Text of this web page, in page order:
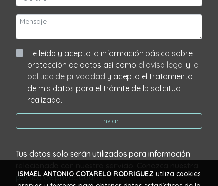
He leído y acepto la información básica sobre
protección de datos asi como el aviso legal y la
política de privacidad y acepto el tratamiento
de mis datos para el trámite de la solicitud
realizada.
Enviar
Tus datos solo serán utilizados para información
política de privacidad.
ISMAEL ANTONIO COTARELO RODRIGUEZ utiliza cookies